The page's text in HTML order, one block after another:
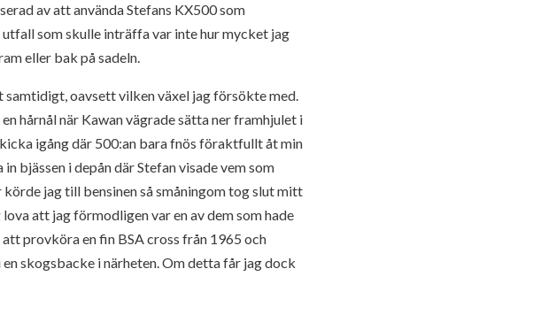
av att använda Stefans KX500 som
som skulle inträffa var inte hur mycket jag
eller bak på sadeln.
samtidigt, oavsett vilken växel jag försökte med.
hårnål när Kawan vägrade sätta ner framhjulet i
igång där 500:an bara fnös föraktfullt åt min
bjässen i depån där Stefan visade vem som
jag till bensinen så småningom tog slut mitt
att jag förmodligen var en av dem som hade
provköra en fin BSA cross från 1965 och
skogsbacke i närheten. Om detta får jag dock